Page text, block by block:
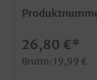
26,80 €*
Brutto: 19,99 €